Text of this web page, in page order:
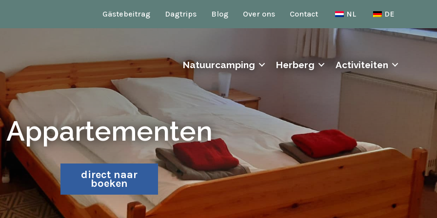
Gästebeitrag Dagtrips Blog Over ons Contact NL DE
Natuurcamping Herberg Activiteiten
Appartementen
direct naar
boeken